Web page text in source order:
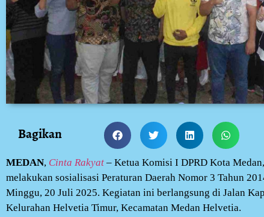
Bagikan
MEDAN, Cinta Rakyat – Ketua Komisi I DPRD Kota
melakukan sosialisasi Peraturan Daerah Nomor 3 Tahun
Minggu, 20 Juli 2025. Kegiatan ini berlangsung di Jalan
Kelurahan Helvetia Timur, Kecamatan Medan Helvetia.